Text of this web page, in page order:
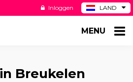
LAND
DE
Inloggen
MENU
Breukelen